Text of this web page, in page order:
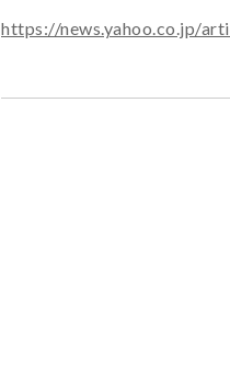
https://news.yahoo.co.jp/